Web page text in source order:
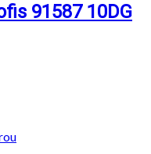
91587 10DG